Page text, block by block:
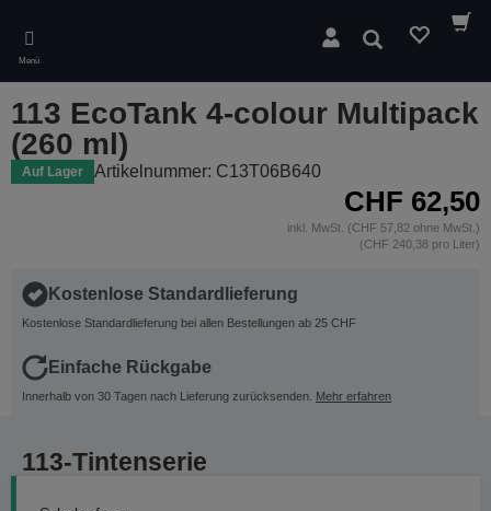
main
content
Menü
Suchen
113 EcoTank 4-colour Multipack
(260 ml)
Auf Lager Artikelnummer: C13T06B640
CHF 62,50
inkl. MwSt. (CHF 57,82 ohne MwSt.)
(CHF 240,38 pro Liter)
Kostenlose Standardlieferung
Kostenlose Standardlieferung bei allen Bestellungen ab 25 CHF
Einfache Rückgabe
Innerhalb von 30 Tagen nach Lieferung zurücksenden. Mehr erfahren
113-Tintenserie